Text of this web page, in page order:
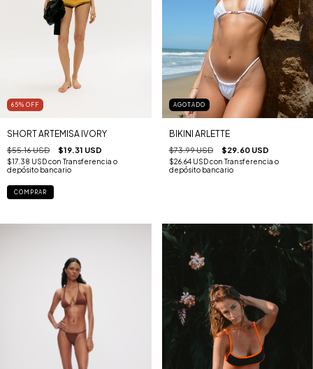
65% OFF
SHORT ARTEMISA IVORY
$55.16 USD $19.31 USD
$17.38 USDcon Transferencia o
depósito bancario
COMPRAR
AGOTADO
BIKINI ARLETTE
$73.99 USD $29.60 USD
$26.64 USDcon Transferencia o
depósito bancario